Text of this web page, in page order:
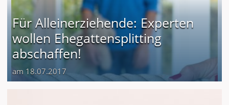
Für Alleinerziehende: Experten
wollen Ehegattensplitting
abschaffen!
am 18.07.2017